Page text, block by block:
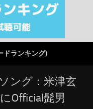
ドランキング)
ング：米津玄
Official髭男